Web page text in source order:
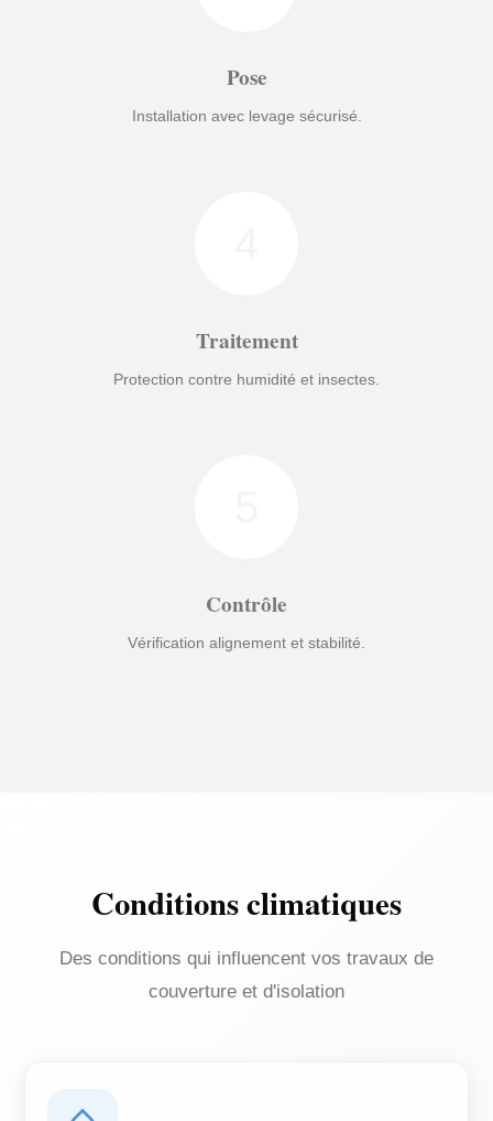
Pose
Installation avec levage sécurisé.
Traitement
Protection contre humidité et insectes.
Contrôle
Vérification alignement et stabilité.
Conditions climatiques
Des conditions qui influencent vos travaux de
couverture et d'isolation